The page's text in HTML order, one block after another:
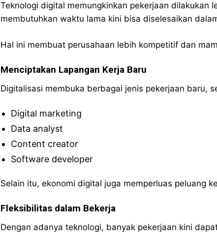
Teknologi digital memungkinkan pekerjaan dilakukan
membutuhkan waktu lama kini bisa diselesaikan
Hal ini membuat perusahaan lebih kompetitif dan
Menciptakan Lapangan Kerja Baru
Digitalisasi membuka berbagai jenis pekerjaan baru,
Digital marketing
Data analyst
Content creator
Software developer
Selain itu, ekonomi digital juga memperluas peluang
Fleksibilitas dalam Bekerja
Dengan adanya teknologi, banyak pekerjaan kini